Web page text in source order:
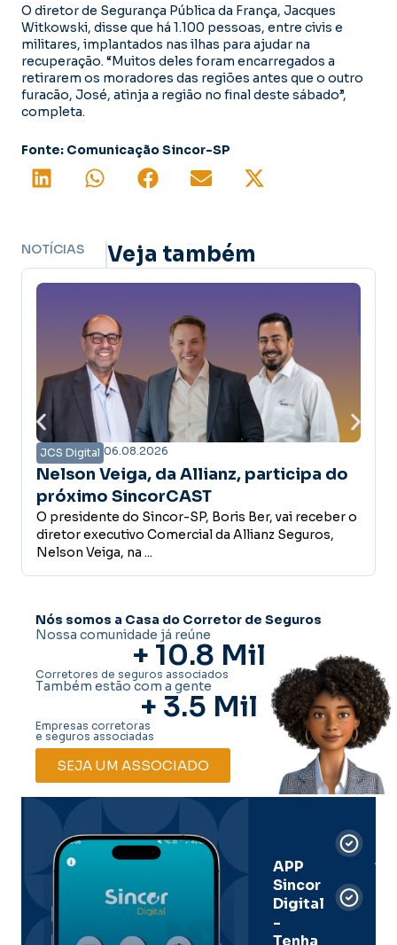
O diretor de Segurança Pública da França, Jacques
Witkowski, disse que há 1.100 pessoas, entre civis e
militares, implantados nas ilhas para ajudar na
recuperação. “Muitos deles foram encarregados a
retirarem os moradores das regiões antes que o outro
furacão, José, atinja a região no final deste sábado”,
completa.
Fonte: Comunicação Sincor-SP
NOTÍCIAS Veja também
06.08.2026
Veiga, da Allianz, participa do
SincorCAST
do Sincor-SP, Boris Ber, vai receber o
Comercial da Allianz Seguros,
na ...
prêmio
O Sincor-
campanha
Nós somos a Casa do Corretor de Seguros
Nossa comunidade já reúne
+ 10.8 Mil
Corretores de seguros associados
Também estão com a gente
+ 3.5 Mil
Empresas corretoras
e seguros associadas
SEJA UM ASSOCIADO
APP
Sincor
Digital
-